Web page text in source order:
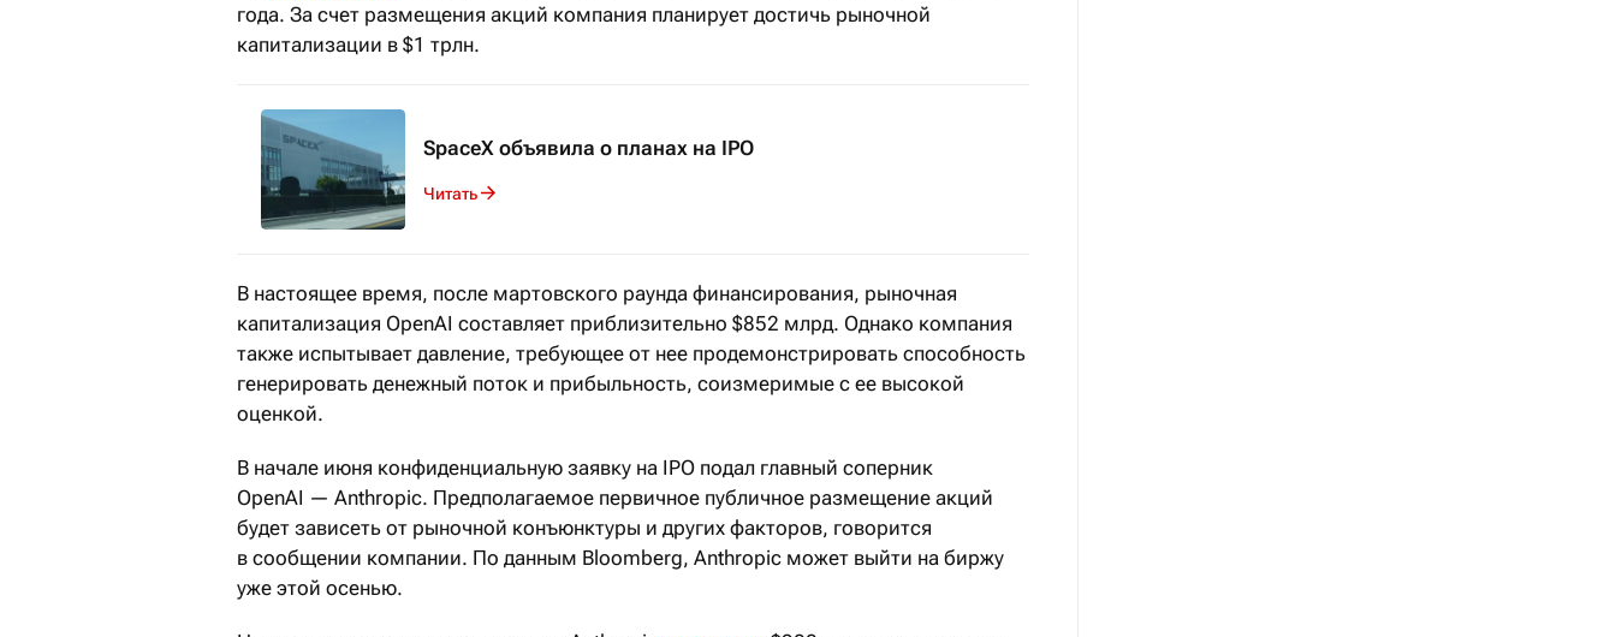
года. За счет размещения акций компания планирует достичь рыночной
капитализации в $1 трлн.
SpaceX объявила о планах на IPO
Читать
В настоящее время, после мартовского раунда финансирования, рыночная
капитализация OpenAI составляет приблизительно $852 млрд. Однако компания
также испытывает давление, требующее от нее продемонстрировать способность
генерировать денежный поток и прибыльность, соизмеримые с ее высокой
оценкой.
В начале июня конфиденциальную заявку на IPO подал главный соперник
OpenAI — Anthropic. Предполагаемое первичное публичное размещение акций
будет зависеть от рыночной конъюнктуры и других факторов, говорится
в сообщении компании. По данным Bloomberg, Anthropic может выйти на биржу
уже этой осенью.